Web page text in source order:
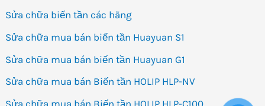
Sửa chữa biến tần các hãng
Sửa chữa mua bán biến tần Huayuan S1
Sửa chữa mua bán biến tần Huayuan G1
Sửa chữa mua bán Biến tần HOLIP HLP-NV